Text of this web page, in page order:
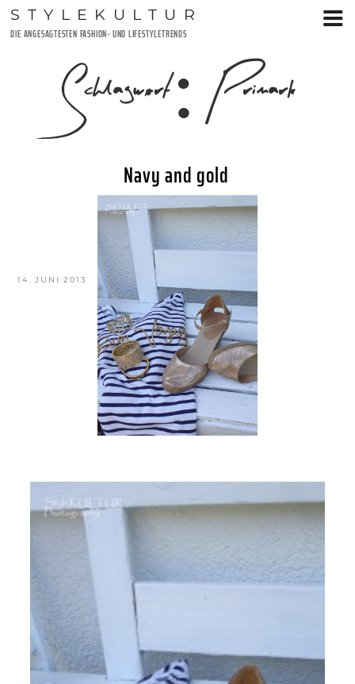
Zum
Inhalt
STYLEKULTUR
DIE ANGESAGTESTEN FASHION- UND LIFESTYLETRENDS
Schlagwort:Primark
VERÖFFENTLICHT
14. JUNI 2013
Navy and gold